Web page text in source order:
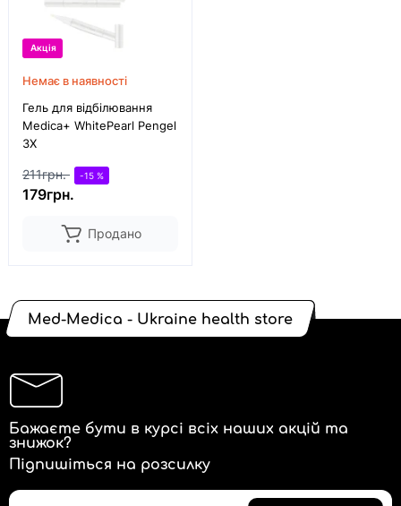
Акція
Немає в наявності
Гель для відбілювання
Medica+ WhitePearl Pengel
3X
211грн. -15 %
179грн.
Продано
Med-Medica - Ukraine health store
Бажаєте бути в курсі всіх наших акцій та
знижок?
Підпишіться на розсилку